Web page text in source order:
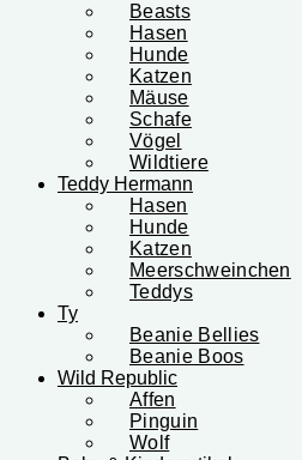
Beasts
Hasen
Hunde
Katzen
Mäuse
Schafe
Vögel
Wildtiere
Teddy Hermann
Hasen
Hunde
Katzen
Meerschweinchen
Teddys
Ty
Beanie Bellies
Beanie Boos
Wild Republic
Affen
Pinguin
Wolf